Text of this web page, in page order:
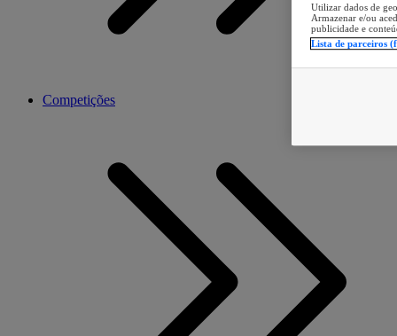
Competições
Utilizar dados de
Armazenar e/ou
publicidade e
Lista de parceiros